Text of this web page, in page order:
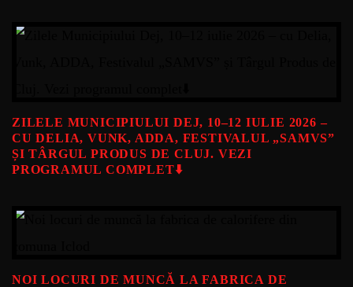
ZILELE MUNICIPIULUI DEJ, 10–12 IULIE 2026 –
CU DELIA, VUNK, ADDA, FESTIVALUL „SAMVS”
ȘI TÂRGUL PRODUS DE CLUJ. VEZI
PROGRAMUL COMPLET⬇️
NOI LOCURI DE MUNCĂ LA FABRICA DE